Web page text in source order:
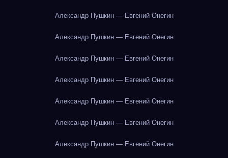
Александр Пушкин — Евгений Онегин
Александр Пушкин — Евгений Онегин
Александр Пушкин — Евгений Онегин
Александр Пушкин — Евгений Онегин
Александр Пушкин — Евгений Онегин
Александр Пушкин — Евгений Онегин
Александр Пушкин — Евгений Онегин